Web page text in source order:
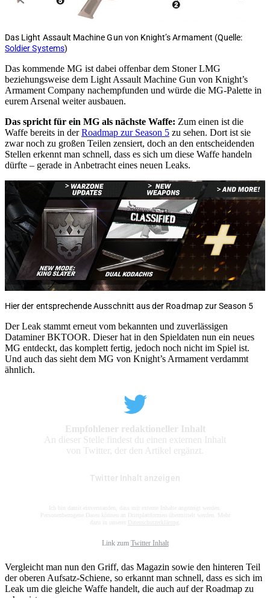
Das Light Assault Machine Gun von Knight’s Armament (Quelle:
Soldier Systems)
Das kommende MG ist dabei offenbar dem Stoner LMG
beziehungsweise dem Light Assault Machine Gun von Knight’s
Armament Company nachempfunden und würde die MG-Palette in
eurem Arsenal weiter ausbauen.
Das spricht für ein MG als nächste Waffe: Zum einen ist die
Waffe bereits in derRoadmap zur Season 5 zu sehen. Dort ist sie
zwar noch zu großen Teilen zensiert, doch an den entscheidenden
Stellen erkennt man schnell, dass es sich um diese Waffe handeln
dürfte – gerade in Anbetracht eines neuen Leaks.
Hier der entsprechende Ausschnitt aus der Roadmap zur Season 5
Der Leak stammt erneut vom bekannten und zuverlässigen
Dataminer BKTOOR. Dieser hat in den Spieldaten nun ein neues
MG entdeckt, das komplett fertig, jedoch noch nicht im Spiel ist.
Und auch das sieht dem MG von Knight’s Armament verdammt
ähnlich.
Empfohlener redaktioneller Inhalt
An dieser Stelle findest du einen externen Inhalt
von Twitter, der den Artikel ergänzt.
Twitter Inhalt anzeigen
Ich bin damit einverstanden, dass mir externe Inhalte angezeigt werden.
Personenbezogene Daten können an Drittplattformen übermittelt werden. Mehr
Datenschutzerklärung
Link zum Twitter Inhalt
Vergleicht man nun den Griff, das Magazin sowie den hinteren Teil
der oberen Aufsatz-Schiene, so erkannt man schnell, dass es sich im
Leak um die gleiche Waffe handelt, die auch auf der Roadmap zu